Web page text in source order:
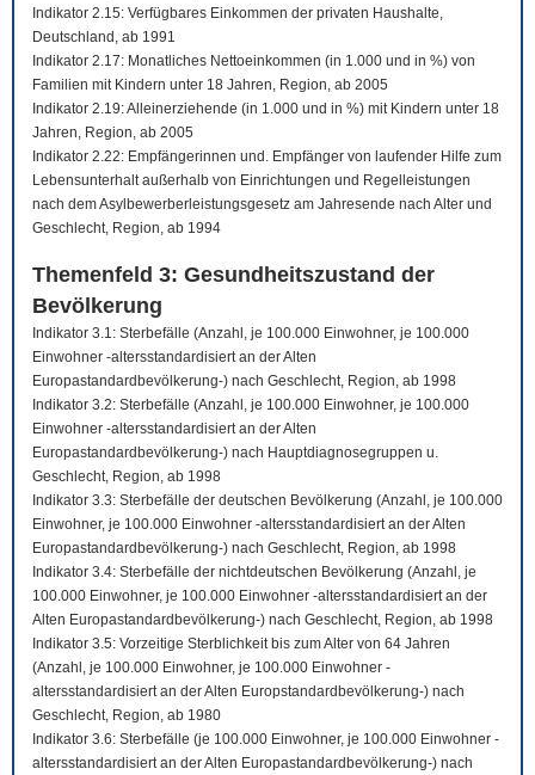
Indikator 2.15: Verfügbares Einkommen der privaten Haushalte,
Deutschland, ab 1991
Indikator 2.17: Monatliches Nettoeinkommen (in 1.000 und in %) von
Familien mit Kindern unter 18 Jahren, Region, ab 2005
Indikator 2.19: Alleinerziehende (in 1.000 und in %) mit Kindern unter 18
Jahren, Region, ab 2005
Indikator 2.22: Empfängerinnen und. Empfänger von laufender Hilfe zum
Lebensunterhalt außerhalb von Einrichtungen und Regelleistungen
nach dem Asylbewerberleistungsgesetz am Jahresende nach Alter und
Geschlecht, Region, ab 1994
Themenfeld 3: Gesundheitszustand der
Bevölkerung
Indikator 3.1: Sterbefälle (Anzahl, je 100.000 Einwohner, je 100.000
Einwohner -altersstandardisiert an der Alten
Europastandardbevölkerung-) nach Geschlecht, Region, ab 1998
Indikator 3.2: Sterbefälle (Anzahl, je 100.000 Einwohner, je 100.000
Einwohner -altersstandardisiert an der Alten
Europastandardbevölkerung-) nach Hauptdiagnosegruppen u.
Geschlecht, Region, ab 1998
Indikator 3.3: Sterbefälle der deutschen Bevölkerung (Anzahl, je 100.000
Einwohner, je 100.000 Einwohner -altersstandardisiert an der Alten
Europastandardbevölkerung-) nach Geschlecht, Region, ab 1998
Indikator 3.4: Sterbefälle der nichtdeutschen Bevölkerung (Anzahl, je
100.000 Einwohner, je 100.000 Einwohner -altersstandardisiert an der
Alten Europastandardbevölkerung-) nach Geschlecht, Region, ab 1998
Indikator 3.5: Vorzeitige Sterblichkeit bis zum Alter von 64 Jahren
(Anzahl, je 100.000 Einwohner, je 100.000 Einwohner -
altersstandardisiert an der Alten Europstandardbevölkerung-) nach
Geschlecht, Region, ab 1980
Indikator 3.6: Sterbefälle (je 100.000 Einwohner, je 100.000 Einwohner -
altersstandardisiert an der Alten Europastandardbevölkerung-) nach